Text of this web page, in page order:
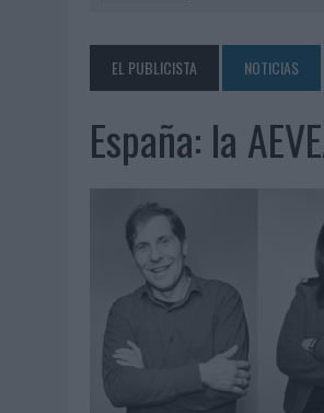
LA TELEVISIÓN SIGUE
06/08/2026 | EL USO DE LA IA
06/08/2026
SYSTEM1 NOMBRA A
06/08/2026 |
FRIGO Y UNIQLO
06/08/2026
LA IA ESTÁ SUBIENDO
05/08/2026
BEON WORLDWIDE
05/08/2026
|
FABRA
05/08/2026 |
LOPESAN HOTELS &
05/08/2026
LUIS ARQUILLOS
EL PUBLICISTA NOTICIAS
España: la